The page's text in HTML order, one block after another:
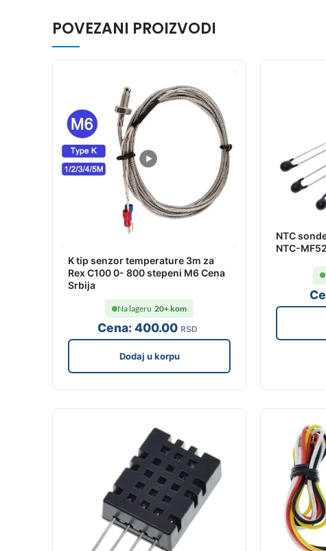
POVEZANI PROIZVODI
K tip senzor temperature 3m za
Rex C100 0- 800 stepeni M6 Cena
Srbija
Cena:400.00 RSD
Na lageru 20+ kom
Dodaj u korpu
NTC
NTC-